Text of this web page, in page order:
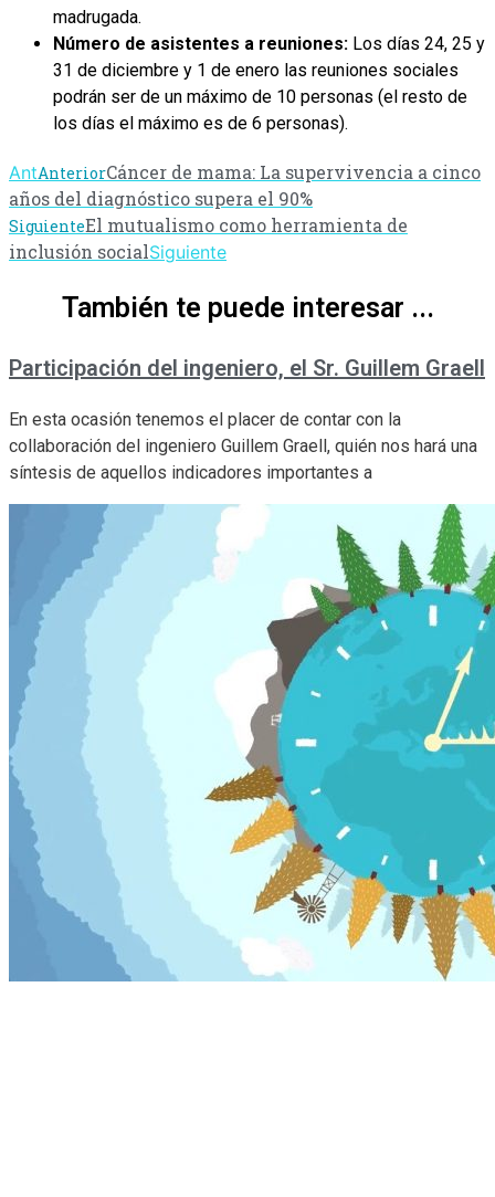
madrugada.
Número de asistentes a reuniones: Los días 24, 25 y
31 de diciembre y 1 de enero las reuniones sociales
podrán ser de un máximo de 10 personas (el resto de
los días el máximo es de 6 personas).
AntAnteriorCáncer de mama: La supervivencia a cinco
años del diagnóstico supera el 90%
SiguienteEl mutualismo como herramienta de
inclusión socialSiguiente
También te puede interesar ...
Participación del ingeniero, el Sr. Guillem Graell
En esta ocasión tenemos el placer de contar con la
collaboración del ingeniero Guillem Graell, quién nos hará una
síntesis de aquellos indicadores importantes a